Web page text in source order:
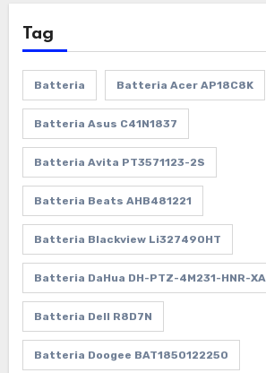
Tag
Batteria Batteria Acer AP18C8K
Batteria Asus C41N1837
Batteria Avita PT3571123-2S
Batteria Beats AHB481221
Batteria Blackview Li327490HT
Batteria DaHua DH-PTZ-4M231-HNR-XA
Batteria Dell R8D7N
Batteria Doogee BAT1850122250